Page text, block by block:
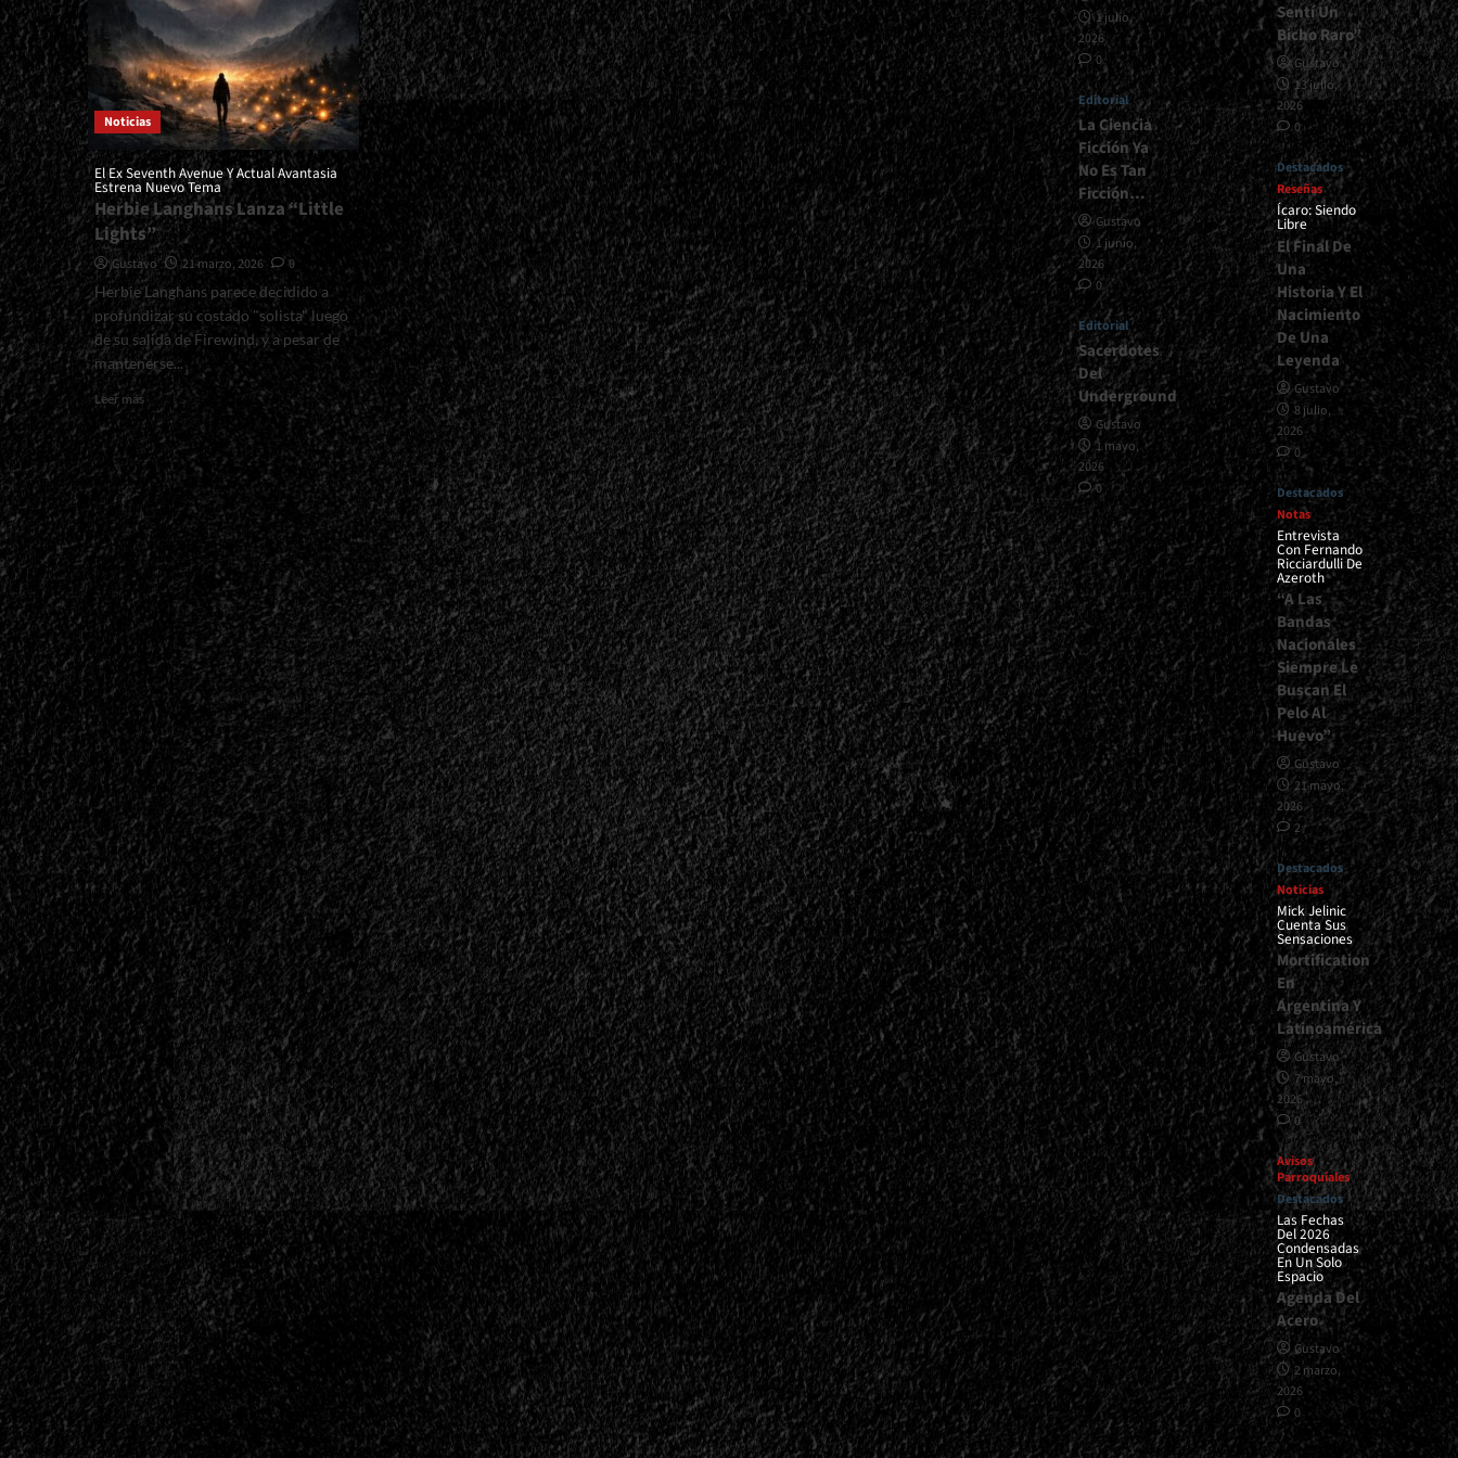
Noticias
El Ex Seventh Avenue Y Actual Avantasia
Estrena Nuevo Tema
Herbie Langhans Lanza “Little
Lights”
Gustavo 21 marzo, 2026
0
Herbie Langhans parece decidido a
profundizar su costado "solista" luego
de su salida de Firewind, y a pesar de
mantenerse...
Leer másRead
more
about
<small>El
Ex
Seventh
Avenue
Y
Actual
Avantasia
Estrena
Nuevo
Tema<span>
</span>
</small>
<div>Herbie
Langhans
Lanza
“Little
Lights”</div>
1 julio,
2026
0
Editorial
La Ciencia
Ficción Ya
No Es Tan
Ficción…
Gustavo
1 junio,
2026
0
Editorial
Sacerdotes
Del
Underground
Gustavo
1 mayo,
2026
0
Sentí Un
Bicho Raro”
Gustavo
13 julio,
2026
0
Destacados
Reseñas
Ícaro: Siendo
Libre
El Final De
Una
Historia Y El
Nacimiento
De Una
Leyenda
Gustavo
8 julio,
2026
0
Destacados
Notas
Entrevista
Con Fernando
Ricciardulli De
Azeroth
“A Las
Bandas
Nacionales
Siempre Le
Buscan El
Pelo Al
Huevo”
Gustavo
21 mayo,
2026
2
Destacados
Noticias
Mick Jelinic
Cuenta Sus
Sensaciones
Mortification
En
Argentina Y
Latinoamérica
Gustavo
7 mayo,
2026
0
Avisos
Parroquiales
Destacados
Las Fechas
Del 2026
Condensadas
En Un Solo
Espacio
Agenda Del
Acero
Gustavo
2 marzo,
2026
0